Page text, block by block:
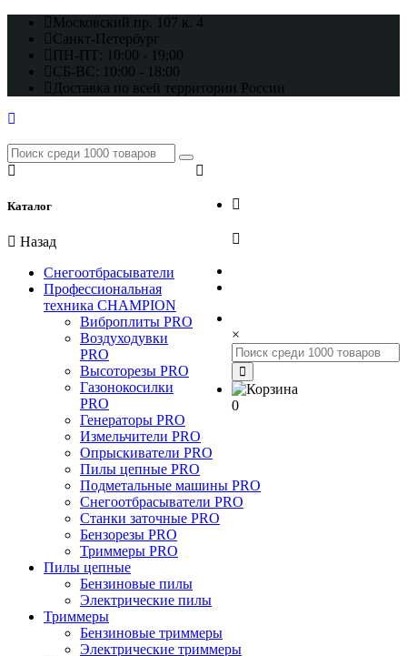
Московский пр. 107 к. 4
Санкт-Петербург
ПН-ПТ: 10:00 - 19:00
СБ-ВС: 10:00 - 18:00
Доставка по всей территории России
×
0
Каталог
Назад
Снегоотбрасыватели
Профессиональная
техника CHAMPION
Виброплиты PRO
Воздуходувки
PRO
Высоторезы PRO
Газонокосилки
PRO
Генераторы PRO
Измельчители PRO
Опрыскиватели PRO
Пилы цепные PRO
Подметальные машины PRO
Снегоотбрасыватели PRO
Станки заточные PRO
Бензорезы PRO
Триммеры PRO
Пилы цепные
Бензиновые пилы
Электрические пилы
Триммеры
Бензиновые триммеры
Электрические триммеры